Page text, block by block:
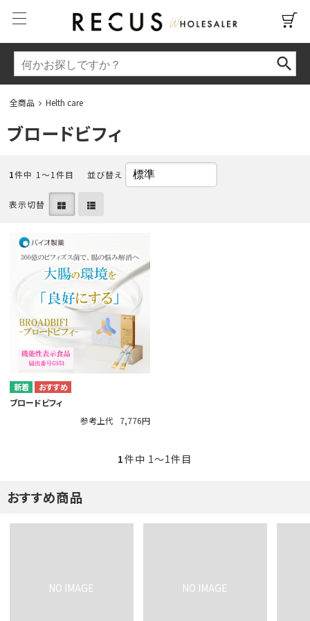
全商品 Helth care
ブロードビフィ
1件中 1〜1件目 並び替え
表示切替
ブロードビフィ
参考上代
7,776円
1件中 1〜1件目
おすすめ商品